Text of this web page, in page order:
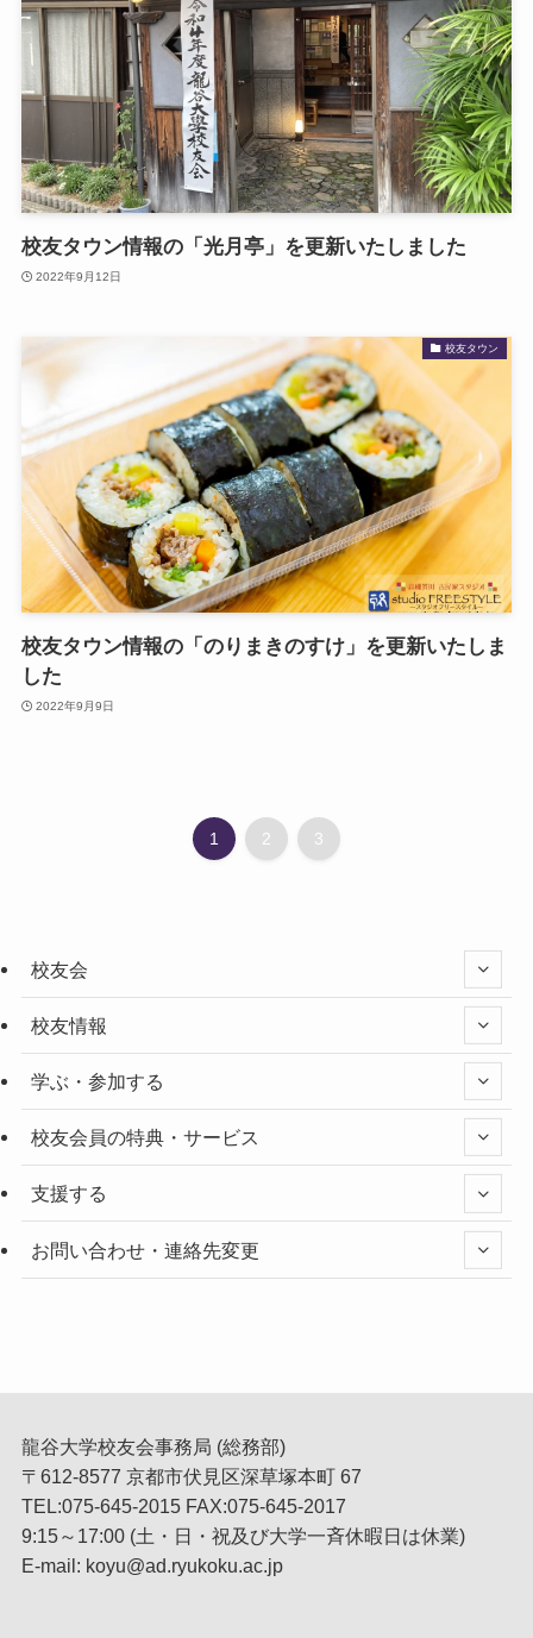
校友タウン情報の「光月亭」を更新いたしました
2022年9月12日
校友タウン
校友タウン情報の「のりまきのすけ」を更新いたしま
した
2022年9月9日
1 2 3
校友会
校友情報
学ぶ・参加する
校友会員の特典・サービス
支援する
お問い合わせ・連絡先変更
龍谷大学校友会事務局 (総務部)
〒612-8577 京都市伏見区深草塚本町 67
TEL:075-645-2015 FAX:075-645-2017
9:15～17:00 (土・日・祝及び大学一斉休暇日は休業)
E-mail: koyu@ad.ryukoku.ac.jp